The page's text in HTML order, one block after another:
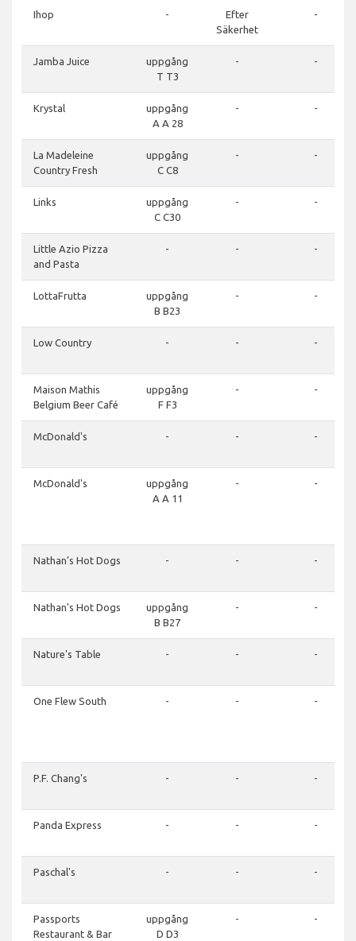
Ihop -
Efter
Säkerhet
-
Jamba Juice
uppgång
T T3
- -
Krystal
uppgång
A A 28
- -
La Madeleine
Country Fresh
uppgång
C C8
- -
Links
uppgång
C C30
- -
Little Azio Pizza
and Pasta
- - -
LottaFrutta
uppgång
B B23
- -
Low Country - - -
Maison Mathis
Belgium Beer Café
uppgång
F F3
- -
McDonald's - - -
McDonald's
uppgång
A A 11
- -
Nathan’s Hot Dogs - - -
Nathan's Hot Dogs
uppgång
B B27
- -
Nature's Table - - -
One Flew South - - -
P.F. Chang's - - -
Panda Express - - -
Paschal's - - -
Passports
Restaurant & Bar
uppgång
D D3
- -